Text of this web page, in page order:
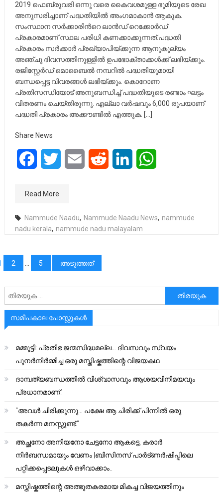
2019 ഫെബ്രുവരി ഒന്നു വരെ കൈവശമുള്ള ഭൂമിയുടെ രേഖ
അനുസരിച്ചാണ് പദ്ധതിയിൽ അംഗമാകാൻ ആകുക.
സംസ്ഥാന സ‍ര്‍ക്കാരിൻറെ ലാൻഡ് റെക്കോ‍ര്‍ഡ്
പ്രകാരമാണ് സ്ഥല പരിധി കണക്കാക്കുന്നത്.പദ്ധതി
പ്രകാരം സ‍ര്‍ക്കാര്‍ പ്രഖ്യാപിയ്ക്കുന്ന ആനുകൂല്യം
അഞ്ചു ദിവസത്തിനുള്ളിൽ ഉപഭോക്താക്കൾക്ക് ലഭിയ്ക്കും.
രജിസ്റ്റേ‍ര്‍ഡ് മൊബൈൽ നമ്പറിൽ പദ്ധതിയുമായി
ബന്ധപ്പെട്ട വിവരങ്ങൾ ലഭിയ്ക്കും. കൊറോണ
പ്രതിസന്ധിയോട് അനുബന്ധിച്ച് പദ്ധതിയുടെ രണ്ടാം ഘട്ടം
വിതരണം ചെയ്തിരുന്നു. എല്ലാ വർഷവും 6,000 രൂപയാണ്
പദ്ധതി പ്രകാരം അക്കൗണ്ടിൽ എത്തുക. […]
Share News
FacebookTwitter Email Reddit LinkedIn
Read More
Nammude Naadu, Nammude Naadu News, nammude
nadu kerala, nammude nadu malayalam
2 5 അടുത്തത്
അനേഷിക്കുക
സമീപകാല പോസ്റ്റുകൾ
മമ്മൂട്ടി: പ്രതിഭ ജന്മസിദ്ധമല്ല… ദിവസവും സ്വയം
പുനർനിർമ്മിച്ച ഒരു മസ്തിഷ്കത്തിന്റെ വിജയകഥ
ദാമ്പത്യബന്ധത്തിൽ വിശ്വാസവും ആശയവിനിമയവും
പ്രധാനമാണ്.
“അവൾ ചിരിക്കുന്നു… പക്ഷേ ആ ചിരിക്ക് പിന്നിൽ ഒരു
തകർന്ന മനസ്സുണ്ട്.”
അച്ഛനോ അനിയനോ ചേട്ടനോ ആകട്ടെ, കരാർ
നിർബന്ധമായും വേണം |ബിസിനസ് പാർട്ണർഷിപ്പിലെ
പറ്റിക്കപ്പെടലുകൾ ഒഴിവാക്കാം..
മസ്തിഷ്കത്തിന്റെ അത്ഭുതകരമായ മികച്ച വിജയത്തിനും